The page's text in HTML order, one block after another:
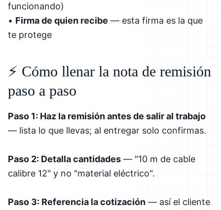
funcionando)
• Firma de quien recibe — esta firma es la que
te protege
⚡ Cómo llenar la nota de remisión
paso a paso
Paso 1: Haz la remisión antes de salir al trabajo
— lista lo que llevas; al entregar solo confirmas.
Paso 2: Detalla cantidades — "10 m de cable
calibre 12" y no "material eléctrico".
Paso 3: Referencia la cotización — así el cliente